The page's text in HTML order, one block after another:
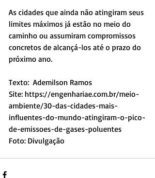
As cidades que ainda não atingiram seus
limites máximos já estão no meio do
caminho ou assumiram compromissos
concretos de alcançá-los até o prazo do
próximo ano.
Texto:  Ademilson Ramos
Site: https://engenhariae.com.br/meio-
ambiente/30-das-cidades-mais-
influentes-do-mundo-atingiram-o-pico-
de-emissoes-de-gases-poluentes
Foto: Divulgação